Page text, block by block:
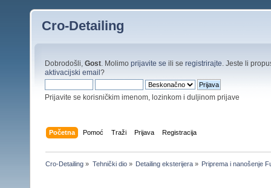
Cro-Detailing
Dobrodošli, Gost . Molimo prijavite se ili se registrirajte . Jeste li
aktivacijski email?
Prijavite se korisničkim imenom, lozinkom i duljinom prijave
Početna Pomoć Traži Prijava Registracija
Cro-Detailing » Tehnički dio» Detailing eksterijera» Priprema i nanošenje